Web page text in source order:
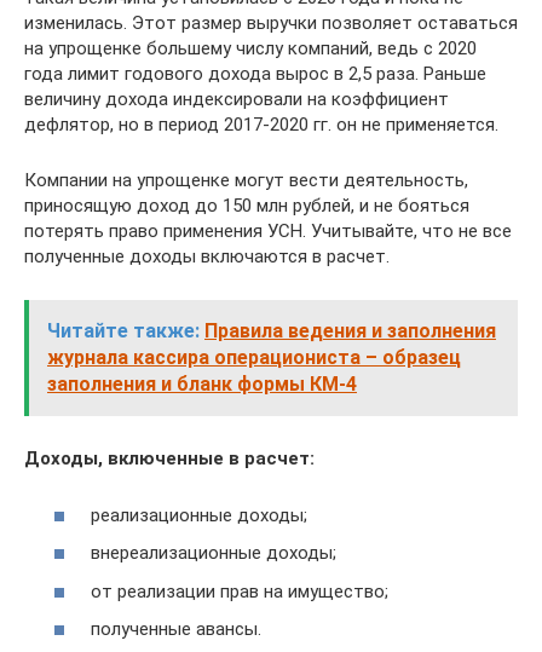
изменилась. Этот размер выручки позволяет оставаться
на упрощенке большему числу компаний, ведь с 2020
года лимит годового дохода вырос в 2,5 раза. Раньше
величину дохода индексировали на коэффициент
дефлятор, но в период 2017-2020 гг. он не применяется.
Компании на упрощенке могут вести деятельность,
приносящую доход до 150 млн рублей, и не бояться
потерять право применения УСН. Учитывайте, что не все
полученные доходы включаются в расчет.
Читайте также: Правила ведения и заполнения
журнала кассира операциониста – образец
заполнения и бланк формы КМ-4
Доходы, включенные в расчет:
реализационные доходы;
внереализационные доходы;
от реализации прав на имущество;
полученные авансы.